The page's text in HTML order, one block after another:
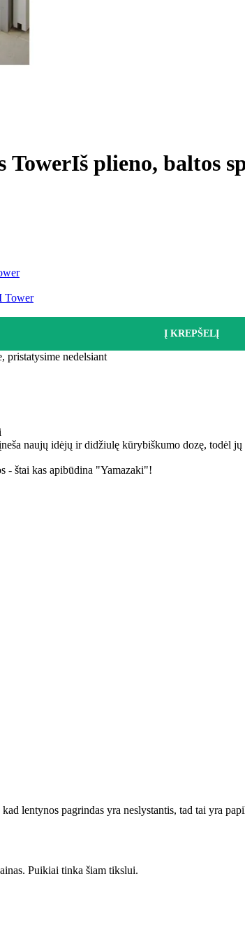
TowerIš plieno, baltos
Tower
Į KREPŠELĮ
pristatysime nedelsiant
naujų idėjų ir didžiulę kūrybiškumo dozę, todėl
- štai kas apibūdina "Yamazaki"!
lentynos pagrindas yra neslystantis, tad tai yra
Puikiai tinka šiam tikslui.